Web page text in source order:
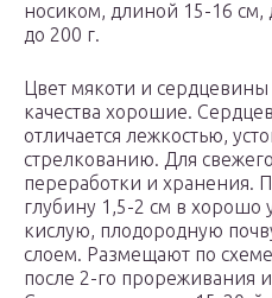
носиком, длиной 15-16 см,
до 200 г.
Цвет мякоти и
качества хорошие.
отличается лежкостью,
стрелкованию. Для
переработки и хранения.
глубину 1,5-2 см в
кислую, плодородную
слоем. Размещают по
после 2-го прореживания